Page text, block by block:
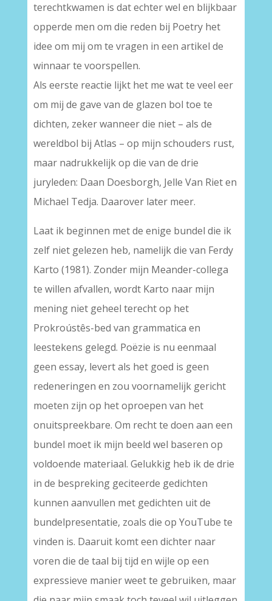
terechtkwamen is dat echter wel en blijkbaar
opperde men om die reden bij Poetry het
idee om mij om te vragen in een artikel de
winnaar te voorspellen.
Als eerste reactie lijkt het me wat te veel eer
om mij de gave van de glazen bol toe te
dichten, zeker wanneer die niet – als de
wereldbol bij Atlas – op mijn schouders rust,
maar nadrukkelijk op die van de drie
juryleden: Daan Doesborgh, Jelle Van Riet en
Michael Tedja. Daarover later meer.
Laat ik beginnen met de enige bundel die ik
zelf niet gelezen heb, namelijk die van Ferdy
Karto (1981). Zonder mijn Meander-collega
te willen afvallen, wordt Karto naar mijn
mening niet geheel terecht op het
Prokroústês-bed van grammatica en
leestekens gelegd. Poëzie is nu eenmaal
geen essay, levert als het goed is geen
redeneringen en zou voornamelijk gericht
moeten zijn op het oproepen van het
onuitspreekbare. Om recht te doen aan een
bundel moet ik mijn beeld wel baseren op
voldoende materiaal. Gelukkig heb ik de drie
in de bespreking geciteerde gedichten
kunnen aanvullen met gedichten uit de
bundelpresentatie, zoals die op YouTube te
vinden is. Daaruit komt een dichter naar
voren die de taal bij tijd en wijle op een
expressieve manier weet te gebruiken, maar